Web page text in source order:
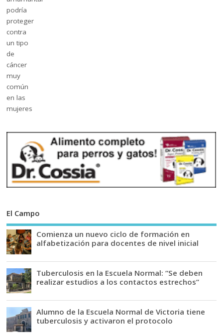
El Campo
Comienza un nuevo ciclo de formación en
alfabetización para docentes de nivel inicial
Tuberculosis en la Escuela Normal: “Se deben
realizar estudios a los contactos estrechos”
Alumno de la Escuela Normal de Victoria tiene
tuberculosis y activaron el protocolo